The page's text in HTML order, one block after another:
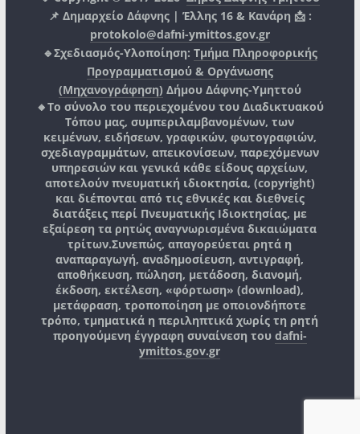
📌 Δημαρχείο Δάφνης | Έλλης 16 & Κανάρη 📩 :
protokolo@dafni-ymittos.gov.gr
🔹Σχεδιασμός-Υλοποίηση: Τμήμα Πληροφορικής
Προγραμματισμού & Οργάνωσης
(Μηχανογράφηση) Δήμου Δάφνης-Υμηττού
🔸Το σύνολο του περιεχομένου του Διαδικτυακού
Τόπου μας, συμπεριλαμβανομένων, των
κειμένων, ειδήσεων, γραφικών, φωτογραφιών,
σχεδιαγραμμάτων, απεικονίσεων, παρεχόμενων
υπηρεσιών και γενικά κάθε είδους αρχείων,
αποτελούν πνευματική ιδιοκτησία, (copyright)
και διέπονται από τις εθνικές και διεθνείς
διατάξεις περί Πνευματικής Ιδιοκτησίας, με
εξαίρεση τα ρητώς αναγνωρισμένα δικαιώματα
τρίτων.Συνεπώς, απαγορεύεται ρητά η
αναπαραγωγή, αναδημοσίευση, αντιγραφή,
αποθήκευση, πώληση, μετάδοση, διανομή,
έκδοση, εκτέλεση, «φόρτωση» (download),
μετάφραση, τροποποίηση με οποιονδήποτε
τρόπο, τμηματικά η περιληπτικά χωρίς τη ρητή
προηγούμενη έγγραφη συναίνεση του dafni-
ymittos.gov.gr